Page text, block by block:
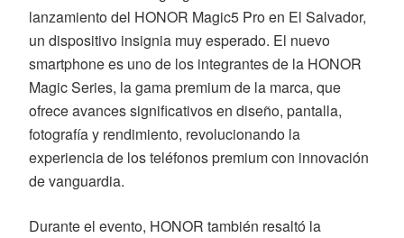
lanzamiento del HONOR Magic5 Pro en El Salvador,
un dispositivo insignia muy esperado. El nuevo
smartphone es uno de los integrantes de la HONOR
Magic Series, la gama premium de la marca, que
ofrece avances significativos en diseño, pantalla,
fotografía y rendimiento, revolucionando la
experiencia de los teléfonos premium con innovación
de vanguardia.
Durante el evento, HONOR también resaltó la